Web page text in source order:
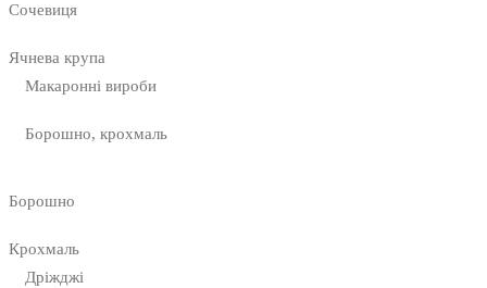
Сочевиця
Ячнева крупа
Макаронні вироби
Борошно, крохмаль
Борошно
Крохмаль
Дріжджі